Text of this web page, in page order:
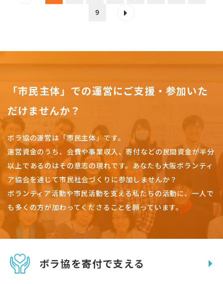
9
「市民主体」での運営にご支援・参加いた
だけませんか？
ボラ協の運営は「市民主体」です。
運営資金のうち、会費や事業収入、寄付などの民間資金が半分
以上であるのはその意志の現れです。 あなたも大阪ボランティ
ア協会を通じて市民社会づくりに参加しませんか？
ボランティア活動や市民活動を支える私たちの活動に、一人で
も多くの方が加わってくださることを願っています。
ボラ協を寄付で支える